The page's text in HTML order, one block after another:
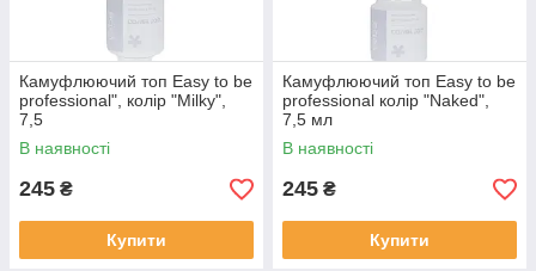
Камуфлюючий топ Easy to be
professional", колір "Milky",
7,5
В наявності
245 ₴
Купити
Камуфлюючий топ Easy to be
professional колір "Naked",
7,5 мл
В наявності
245 ₴
Купити